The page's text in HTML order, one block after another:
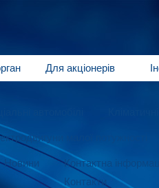
Для акціонерів
малої потужності
Новини
Контактна
Контакти